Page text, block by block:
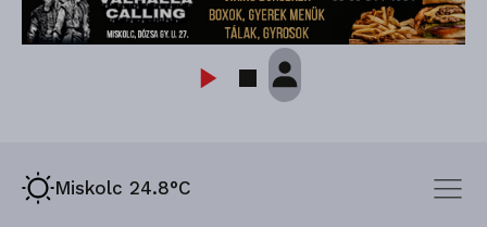
Miskolc 24.8°C